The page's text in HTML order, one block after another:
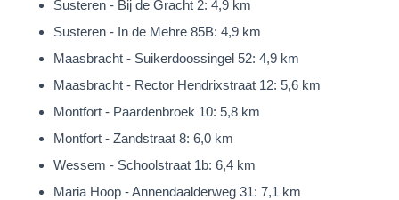
van isolatiemateriaal en bitumineuze dakbedekking. De
kozijnen zijn vervaardigd van massief hout, welke in de woon-
en werkkamer zijn voorzien van dubbele beglazing. De overige
kozijnen beschikken over enkel glas en nagenoeg alle ramen
zijn uitgerust met rolluiken. De verwarmingsketel is verouderd.
Locatie
De ligging van de woning mag binnen Echt absoluut als
Susteren - Bij de Gracht 2: 4,9 km
Susteren - In de Mehre 85B: 4,9 km
Maasbracht - Suikerdoossingel 52: 4,9 km
Maasbracht - Rector Hendrixstraat 12: 5,6 km
Montfort - Paardenbroek 10: 5,8 km
Montfort - Zandstraat 8: 6,0 km
Wessem - Schoolstraat 1b: 6,4 km
Maria Hoop - Annendaalderweg 31: 7,1 km